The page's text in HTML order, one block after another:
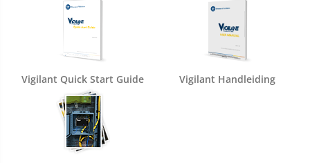
Vigilant Quick Start Guide Vigilant Handleiding